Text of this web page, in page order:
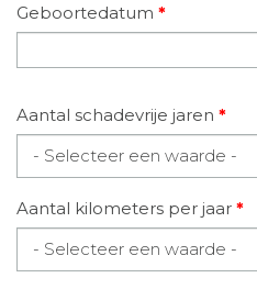
Geboortedatum *
Aantal schadevrije jaren *
Aantal kilometers per jaar *